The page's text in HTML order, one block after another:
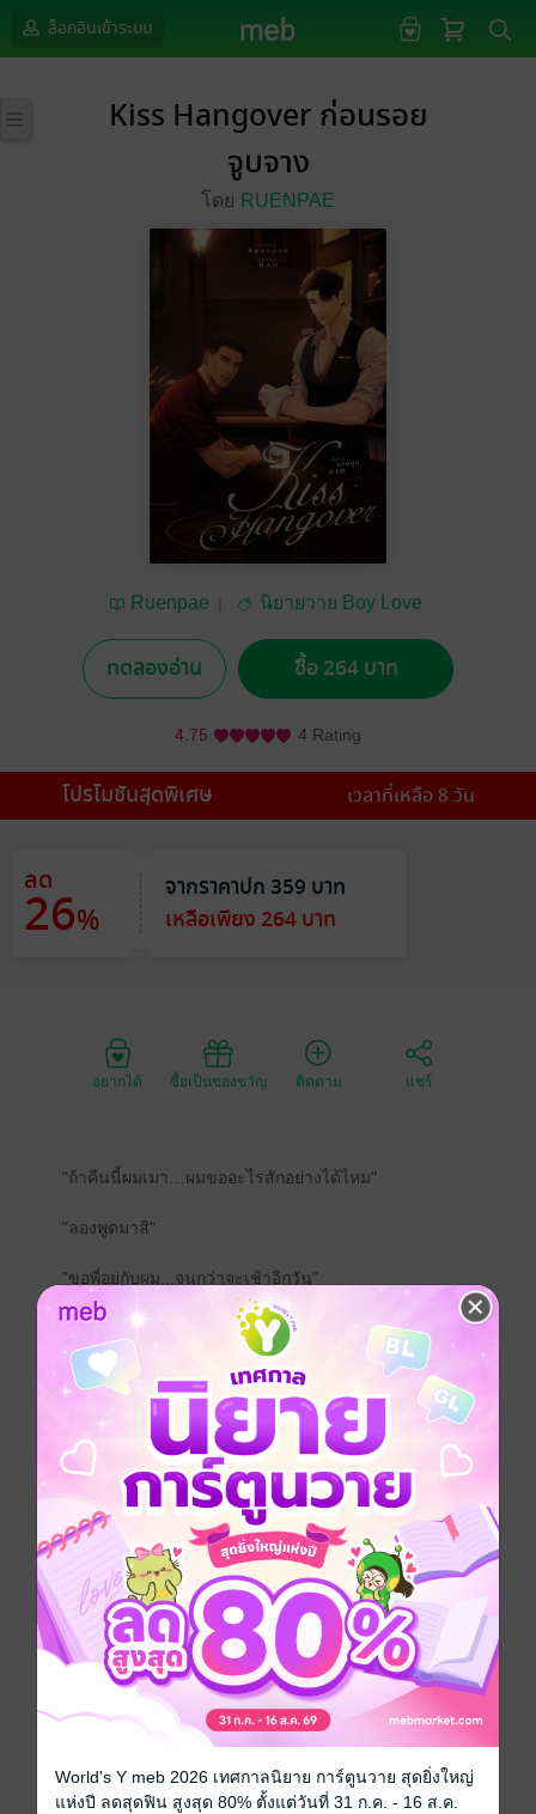
ล็อกอินเข้าระบบ
Kiss Hangover ก่อนรอย
จูบจาง
โดย RUENPAE
Ruenpae
นิยายวาย Boy Love
ทดลองอ่าน ซื้อ 264 บาท
4.75 4 Rating
โปรโมชันสุดพิเศษ เวลาที่เหลือ 8 วัน
ลด
26%
จากราคาปก 359 บาท
เหลือเพียง 264 บาท
อยากได้ ซื้อเป็นของขวัญ ติดตาม แชร์
"ถ้าคืนนี้ผมเมา…ผมขออะไรสักอย่างได้ไหม"
"ลองพูดมาสิ"
"ขอพี่อยู่กับผม...จนกว่าจะเช้าอีกวัน"
คืนที่ฝนถล่มร่วงจากฟ้า เสื้อผ้าผมเผ้าเปียก หัวใจก็แตก
ละเอียดราวกับเถ้าผงไม่มีชิ้นสมบูรณ์
'เมฆ' หลบหลีกความวุ่นวายมาในบาร์ที่เงียบสงัด ใต้แสง
ไฟสีอำพันและเสียงน้ำแข็งกระทบแก้ว ความเงียบสะท้อน
ซึ่งความเจ็บปวดได้ชัดเจน ที่นั่น เขาเจอ 'พายุ' บาร์เทนเด
อร์หนุ่มที่รับหน้าที่ชงความขมอันลึกซึ้งให้แด่เขา หากแต่
ค่ำคืนแสนเงียบนี้จะดูพิเศษกว่านั้น
คราความเหงาคืบคลานเข้ามากอดรัดจนเหน็บหนาว คืนที่
ฝนไม่มีทีท่าจะหยุดตก จังหวะที่ดวงตาได้สบดวงตา พลันรู้
ได้ว่า...เราต่างเป็นคนเหงาที่หวังพึ่งพิงกันและกันเพื่อให้
หัวใจแตกสลายดำรงอยู่
และถ้าพรุ่งนี้ไม่มีใคร ก็ขอให้คืนนี้...เราจำกันได้
World's Y meb 2026 เทศกาลนิยาย การ์ตูนวาย สุดยิ่งใหญ่
แห่งปี ลดสุดฟิน สูงสุด 80% ตั้งแต่วันที่ 31 ก.ค. - 16 ส.ค.